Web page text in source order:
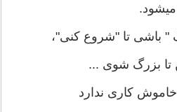
میشود.
" باشی تا "شروع کنی"،
بزرگ شوی ...
خاموش کاری ندارد